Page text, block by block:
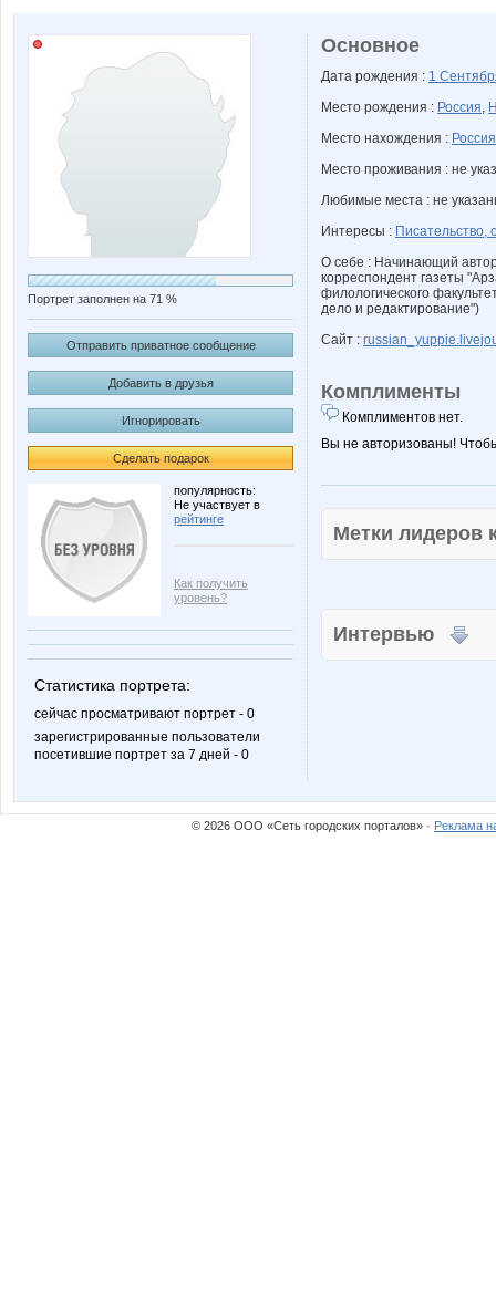
Портрет заполнен на 71 %
Отправить приватное сообщение
Добавить в друзья
Игнорировать
Сделать подарок
популярность:
Не участвует в
рейтинге
Как получить
уровень?
Статистика портрета:
сейчас просматривают портрет - 0
зарегистрированные пользователи
посетившие портрет за 7 дней - 0
Основное
Дата рождения : 1
Место рождения : Россия,
Место нахождения : Россия
Место проживания : не
Любимые места : не
Интересы : Писательство,
О себе : Начинающий
корреспондент газеты
филологического
дело и редактирование")
Сайт :
Комплименты
Комплиментов нет.
Вы не авторизованы!
Метки
Интервью
© 2026 ООО «Сеть городских порталов» · Реклама